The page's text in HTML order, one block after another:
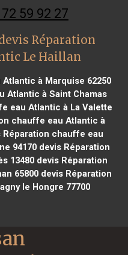
59 92 27
Réparation
Le Haillan
à Marquise 62250
Atlantic à Saint Chamas
eau Atlantic à La Valette
chauffe eau Atlantic à
chauffe eau
94170 devis Réparation
13480devis Réparation
65800devis Réparation
le Hongre 77700